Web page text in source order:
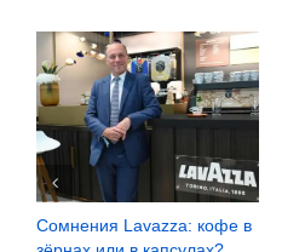
Сомнения Lavazza: кофе в